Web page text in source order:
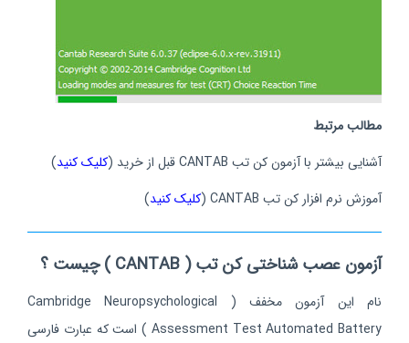
مطالب مرتبط
آشنایی بیشتر با آزمون کن تب CANTAB قبل از خرید (
کلیک کنید)
آموزش نرم افزار کن تب CANTAB (
کلیک کنید)
آزمون عصب شناختی کن تب ( CANTAB ) چیست ؟
نام این آزمون مخفف ( Cambridge Neuropsychological
Assessment Test Automated Battery ) است که عبارت فارسی